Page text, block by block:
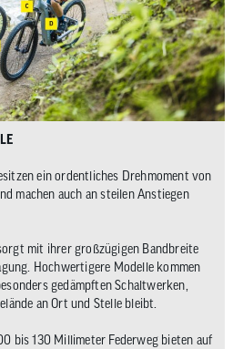
ein ordentliches Drehmoment von
machen auch an steilen Anstiegen
mit ihrer großzügigen Bandbreite
Hochwertigere Modelle kommen
gedämpften Schaltwerken,
an Ort und Stelle bleibt.
bis 130 Millimeter Federweg bieten auf